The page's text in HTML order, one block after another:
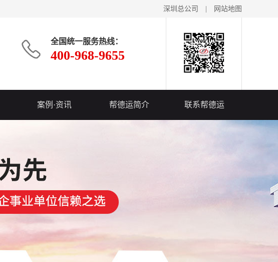
深圳总公司 网站地图
全国统一服务热线：
400-968-9655
案例·资讯 帮德运简介 联系帮德运